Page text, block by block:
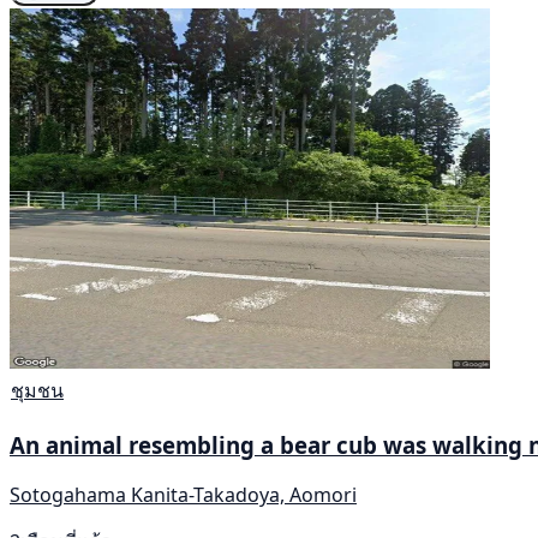
ชุมชน
An animal resembling a bear cub was walking
Sotogahama Kanita-Takadoya, Aomori